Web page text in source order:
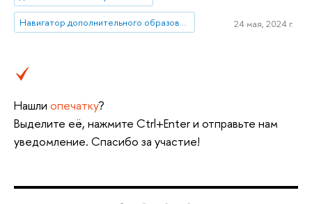
Навигатор дополнительного образования: маркетплейс ДПО 24 мая, 2024 г.
Нашли опечатку?
Выделите её, нажмите Ctrl+Enter и отправьте нам
уведомление. Спасибо за участие!